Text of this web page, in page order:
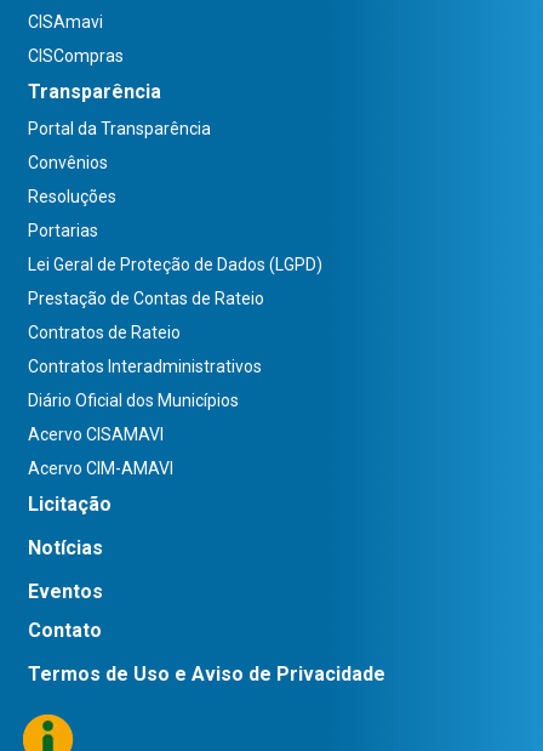
CISAmavi
CISCompras
Transparência
Portal da Transparência
Convênios
Resoluções
Portarias
Lei Geral de Proteção de Dados (LGPD)
Prestação de Contas de Rateio
Contratos de Rateio
Contratos Interadministrativos
Diário Oficial dos Municípios
Acervo CISAMAVI
Acervo CIM-AMAVI
Licitação
Notícias
Eventos
Contato
Termos de Uso e Aviso de Privacidade